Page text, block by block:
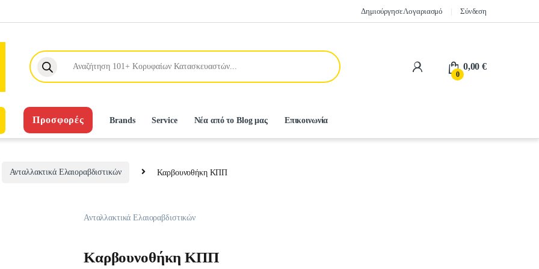
Δημιούργησε Λογαριασμό Σύνδεση
Products search
0
0,00€
Προσφορές Brands Service Νέα από το Blog μας Επικοινωνία
Ανταλλακτικά Ελαιοραβδιστικών Καρβουνοθήκη ΚΠΠ
Ανταλλακτικά Ελαιοραβδιστικών
Καρβουνοθήκη ΚΠΠ